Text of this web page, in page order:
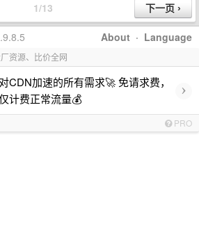
1/13
About · Language
资源、比价全网
CDN加速的所有需求🚀 免请求费，
计费正常流量💰
›
PRO